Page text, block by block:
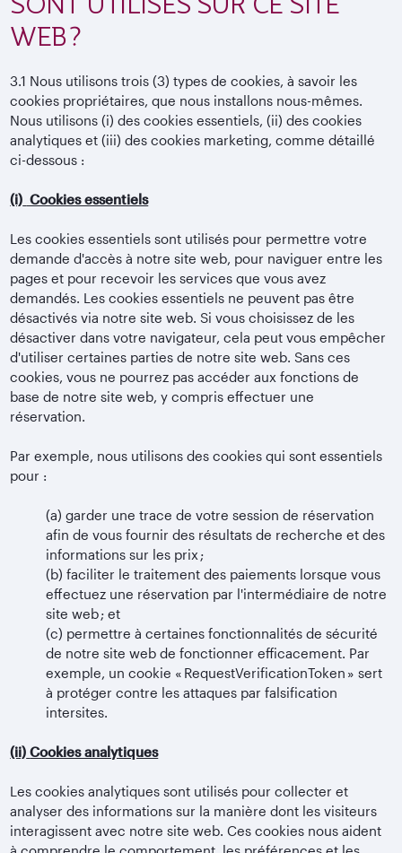
WEB ?
3.1 Nous utilisons trois (3) types de cookies, à savoir les
cookies propriétaires, que nous installons nous-mêmes.
Nous utilisons (i) des cookies essentiels, (ii) des cookies
analytiques et (iii) des cookies marketing, comme détaillé
ci-dessous :
(i) Cookies essentiels
Les cookies essentiels sont utilisés pour permettre votre
demande d'accès à notre site web, pour naviguer entre les
pages et pour recevoir les services que vous avez
demandés. Les cookies essentiels ne peuvent pas être
désactivés via notre site web. Si vous choisissez de les
désactiver dans votre navigateur, cela peut vous empêcher
d'utiliser certaines parties de notre site web. Sans ces
cookies, vous ne pourrez pas accéder aux fonctions de
base de notre site web, y compris effectuer une
réservation.
Par exemple, nous utilisons des cookies qui sont essentiels
pour :
(a) garder une trace de votre session de réservation
afin de vous fournir des résultats de recherche et des
informations sur les prix ;
(b) faciliter le traitement des paiements lorsque vous
effectuez une réservation par l'intermédiaire de notre
site web ; et
(c) permettre à certaines fonctionnalités de sécurité
de notre site web de fonctionner efficacement. Par
exemple, un cookie « RequestVerificationToken » sert
à protéger contre les attaques par falsification
intersites.
(ii) Cookies analytiques
Les cookies analytiques sont utilisés pour collecter et
analyser des informations sur la manière dont les visiteurs
interagissent avec notre site web. Ces cookies nous aident